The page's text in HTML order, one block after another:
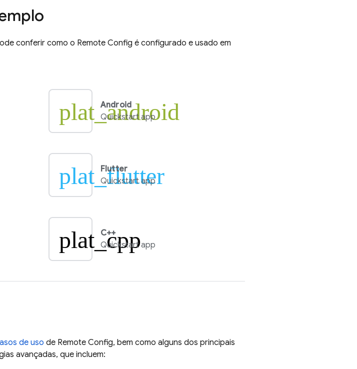
conferir como o Remote Config é configurado e usado em
plat_android
Android
Quickstart app
plat_flutter
Flutter
Quickstart app
plat_cpp
C++
Quickstart app
de uso de Remote Config, bem como alguns dos principais
avançadas, que incluem: